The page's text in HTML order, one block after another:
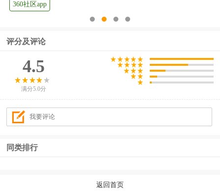
评分及评论
4.5
满分5.0分
同类排行
返回首页